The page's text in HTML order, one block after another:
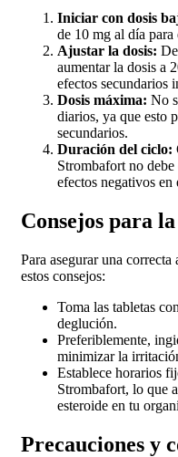
Iniciar con dosis
de 10 mg al día
Ajustar la dosis:
aumentar la dosis a
efectos secundarios
Dosis máxima: No
diarios, ya que esto
secundarios.
Duración del ciclo:
Strombafort no debe
efectos negativos en
Consejos para
Para asegurar una
estos consejos:
Toma las tabletas
deglución.
Preferiblemente,
minimizar la
Establece horarios
Strombafort, lo que
esteroide en tu
Precauciones y